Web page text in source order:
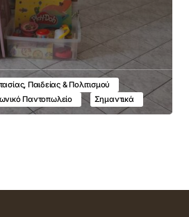
Παιδείας & Πολιτισμού
Παντοπωλείο Σημαντικά